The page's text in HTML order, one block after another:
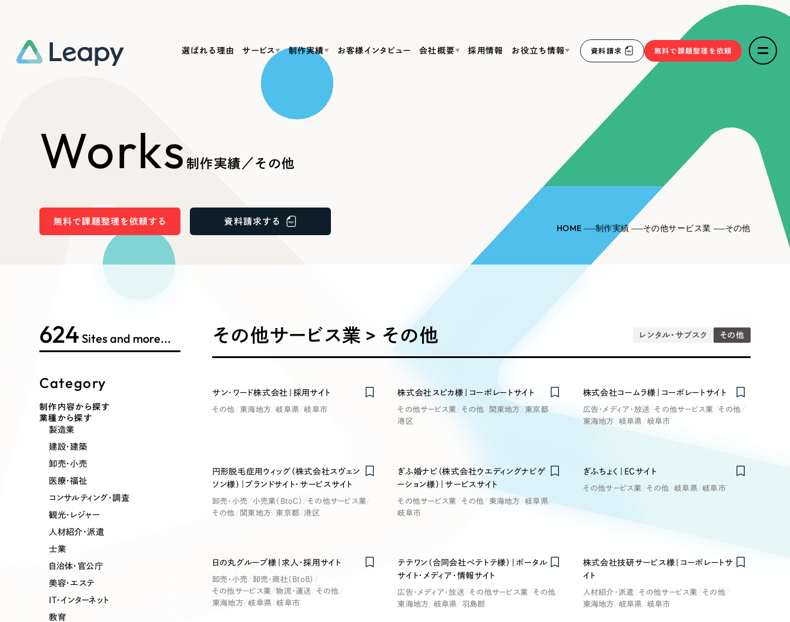
選ばれる理由 サービス
サービス紹介
一過性の広告に頼らず、
ECサイト制作
? よくある質問
リープ・リクルーティング
求人票作成・面接など各種業務代行、採用の仕組み作り支
リープ・キャリア 人材紹介サービス
完全成功報酬型のスカウト型ハイクラス人材紹介（岐阜・愛
Pace クラウド型工数管理ツール
制作実績
全国1,400社以上の支援実績の中か
ブックマークしたサイト
キャンペーン・プロモーションサイト
お客様インタビュー 会社概要
可能性をひらくデザインで
SDGsへの取り組み
新着情報
採用情報 お役立ち情報
リーピーによるお役立ち情報をご紹介し
Webデザイン・Webマーケティングに関する情報を発信
代表川口が経営・Web戦略・地方創生に関する情報を発信
メールマガジンアーカイブ
過去に配信したメールマガジンのアーカイブ
資料請求 無料で課題整理を依頼
お客様インタビュー
すべて （624件）
コーポレート・企業サイト （278件）
ECサイト（オンラインショップ） （43件）
ポータルサイト・メディアサイト
LP（ランディングページ）
その他 （1件）
制作実績／その他
Works
無料で課題整理を依頼する 資料請求する
HOME 制作実績 その他サービス業 その他
制作内容
コーポレート・企業サイト ブランドサイト・サービスサイト 求人・採用サイト ECサイト（オンラインショップ）
ポータルサイト・メディアサイト
キャンペーン・プロモーション
ブランディング（ロゴ・印刷物）
その他
業種
建設・建築 卸売・小売 医療・福祉
624 Sites and more...
Category
制作内容から探す
業種から探す
製造業
建設・建築
卸売・小売
医療・福祉
コンサルティング・調査
観光・レジャー
人材紹介・派遣
士業
自治体・官公庁
美容・エステ
IT・インターネット
教育
その他サービス業 > その他 レンタル・サブスク その他
サン・ワード株式会社｜採用サイト
その他 東海地方 岐阜県 岐阜市
株式会社スピカ様｜コーポレートサイト
その他サービス業 その他 関東地方
東京都
港区
株式会社コームラ様｜コーポレートサイト
広告・メディア・放送 その他サービス業
その他
東海地方
岐阜県 岐阜市
円形脱毛症用ウィッグ（株式会社スヴェン
ソン様）｜ブランドサイト・サービスサイト
卸売・小売 小売業（BtoC）
その他サービス業
その他
関東地方 東京都 港区
ぎふ婚ナビ（株式会社ウエディングナビゲ
ーション様）｜サービスサイト
その他サービス業 その他 東海地方
岐阜県
岐阜市
ぎふちょく｜ECサイト
その他サービス業 その他 岐阜県 岐阜市
日の丸グループ様｜求人・採用サイト
卸売・小売
卸売・商社（BtoB）
その他サービス業
物流・運送
その他
東海地方
岐阜県 岐阜市
テテワン（合同会社ぺテトテ様）｜ポータル
サイト・メディア・情報サイト
広告・メディア・放送 その他サービス業
その他
東海地方
岐阜県 羽島郡
株式会社技研サービス様｜コーポレートサ
イト
人材紹介・派遣 その他サービス業
その他
東海地方
岐阜県 岐阜市